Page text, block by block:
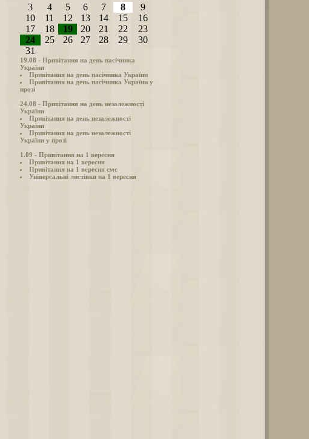
3
4 5 6 7 8
9
10
11 12 13 14 15
16
17
18 19 20 21 22
23
24
25 26 27 28 29
30
31
19.08 - Привітання на день пасічника
України
Привітання на день пасічника України
Привітання на день пасічника України у
прозі
24.08 - Привітання на день незалежності
України
Привітання на день незалежності
України
Привітання на день незалежності
України у прозі
1.09 - Привітання на 1 вересня
Привітання на 1 вересня
Привітання на 1 вересня смс
Універсальні листівки на 1 вересня